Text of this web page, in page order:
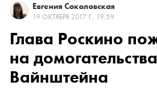
Евгения Соколовская
19 ОКТЯБРЯ 2017 Г., 19:59
Глава Роскино
на
Вайнштейна